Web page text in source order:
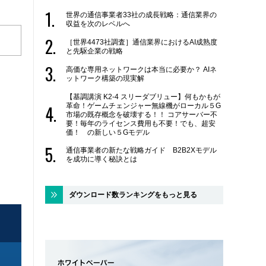
世界の通信事業者33社の成長戦略：通信業界の
収益を次のレベルへ
［世界4473社調査］通信業界におけるAI成熟度
と先駆企業の戦略
高価な専用ネットワークは本当に必要か？ AIネ
ットワーク構築の現実解
【基調講演 K2-4 スリーダブリュー】何もかもが
革命！ゲームチェンジャー無線機がローカル５G
市場の既存概念を破壊する！！ コアサーバー不
要！毎年のライセンス費用も不要！でも、超安
価！ の新しい５Gモデル
通信事業者の新たな戦略ガイド B2B2Xモデル
を成功に導く秘訣とは
ダウンロード数ランキングをもっと見る